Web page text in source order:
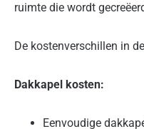
ruimte die wordt
De kostenverschillen in
Dakkapel kosten:
Eenvoudige